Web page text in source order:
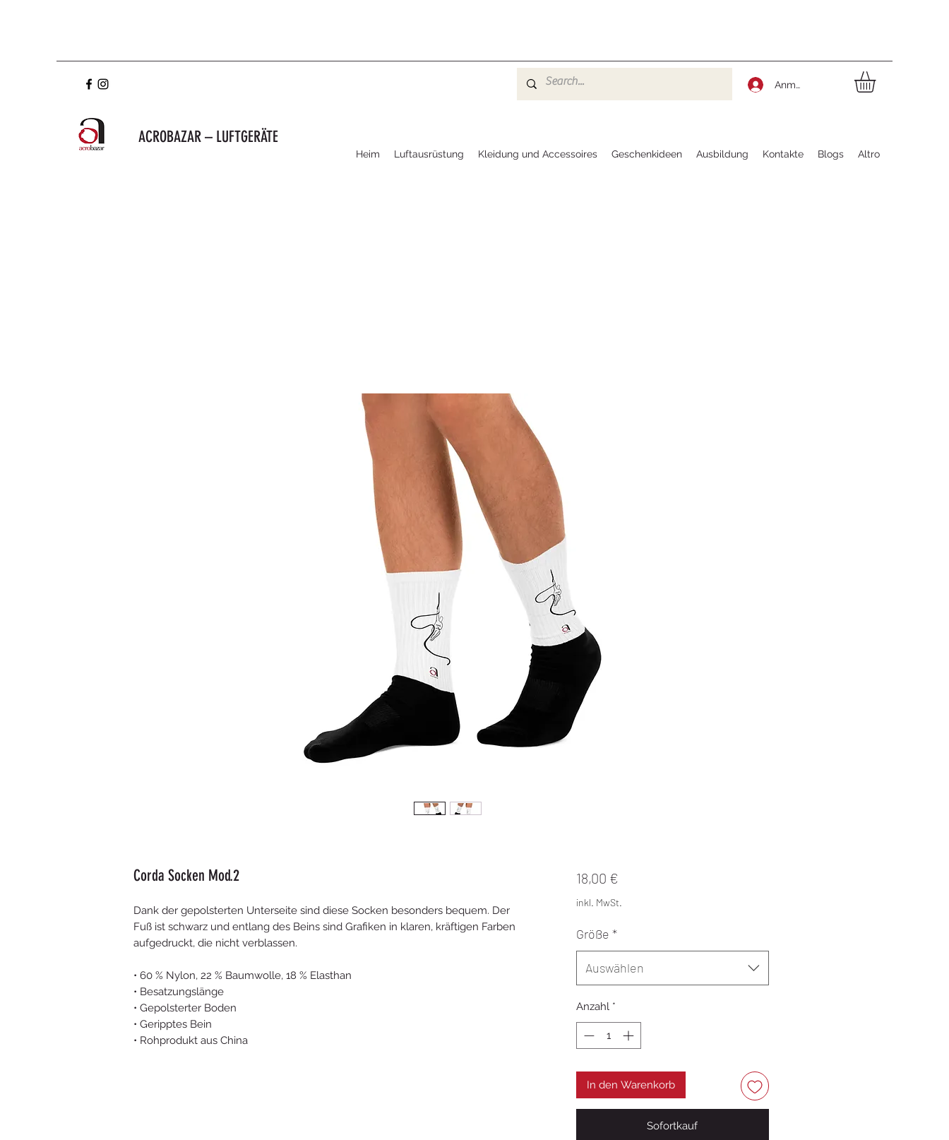
Anmelden
ACROBAZAR – LUFTGERÄTE
Heim Luftausrüstung Kleidung und Accessoires Geschenkideen Ausbildung Kontakte Blogs Altro
Corda Socken Mod.2
Dank der gepolsterten Unterseite sind diese Socken besonders bequem. Der
Fuß ist schwarz und entlang des Beins sind Grafiken in klaren, kräftigen Farben
aufgedruckt, die nicht verblassen.
• 60 % Nylon, 22 % Baumwolle, 18 % Elasthan
• Besatzungslänge
• Gepolsterter Boden
• Geripptes Bein
• Rohprodukt aus China
18,00 €
inkl. MwSt.
Größe *
Auswählen
Anzahl *
In den Warenkorb
Sofortkauf